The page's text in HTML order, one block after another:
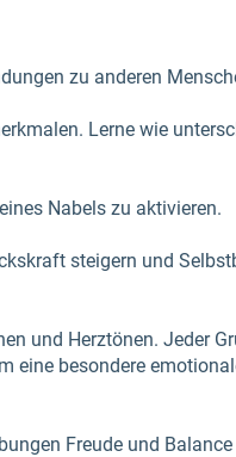
zu anderen
Lerne wie
Nabels zu aktivieren.
steigern und
und Herztönen. Jeder
eine besondere
Freude und